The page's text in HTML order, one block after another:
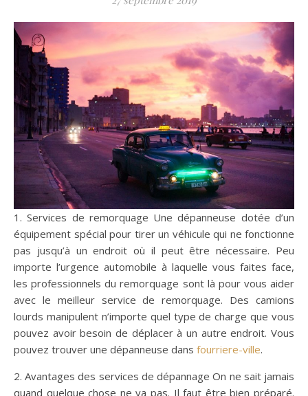
1. Services de remorquage Une dépanneuse dotée d’un
équipement spécial pour tirer un véhicule qui ne fonctionne
pas jusqu’à un endroit où il peut être nécessaire. Peu
importe l’urgence automobile à laquelle vous faites face,
les professionnels du remorquage sont là pour vous aider
avec le meilleur service de remorquage. Des camions
lourds manipulent n’importe quel type de charge que vous
pouvez avoir besoin de déplacer à un autre endroit. Vous
pouvez trouver une dépanneuse dans fourriere-ville.
2. Avantages des services de dépannage On ne sait jamais
quand quelque chose ne va pas. Il faut être bien préparé.